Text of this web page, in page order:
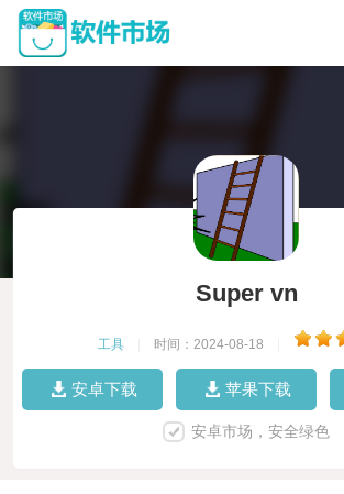
Super vn
工具 时间：2024-08-18
安卓下载 苹果下载
安卓市场，安全绿色